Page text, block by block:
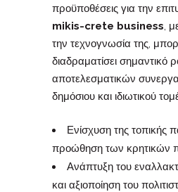
προϋποθέσεις για την
mikis-crete business,
την τεχνογνωσία της,
διαδραματίσει σημαντικό
αποτελεσματικών
δημόσιου και ιδιωτικού
Ενίσχυση της τοπικής
προώθηση των κρητικών
Ανάπτυξη του
και αξιοποίηση του